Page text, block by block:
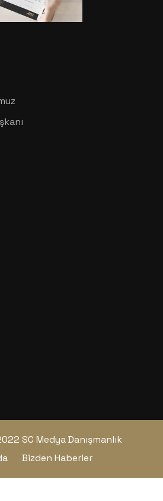
SC Medya Danışmanlık
Bizden Haberler